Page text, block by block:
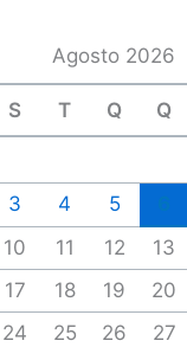
Agosto 2026
S T Q Q
3 4 5
10 11 12 13
17 18 19 20
24 25 26 27